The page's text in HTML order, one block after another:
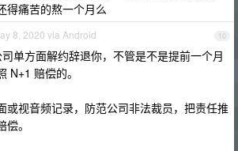
得痛苦的熬一个月么
10
8, 2020 via Android
司单方面解约辞退你，不管是不是提前一个月
N+1 赔偿的。
或视音频记录，防范公司非法裁员，把责任推
。